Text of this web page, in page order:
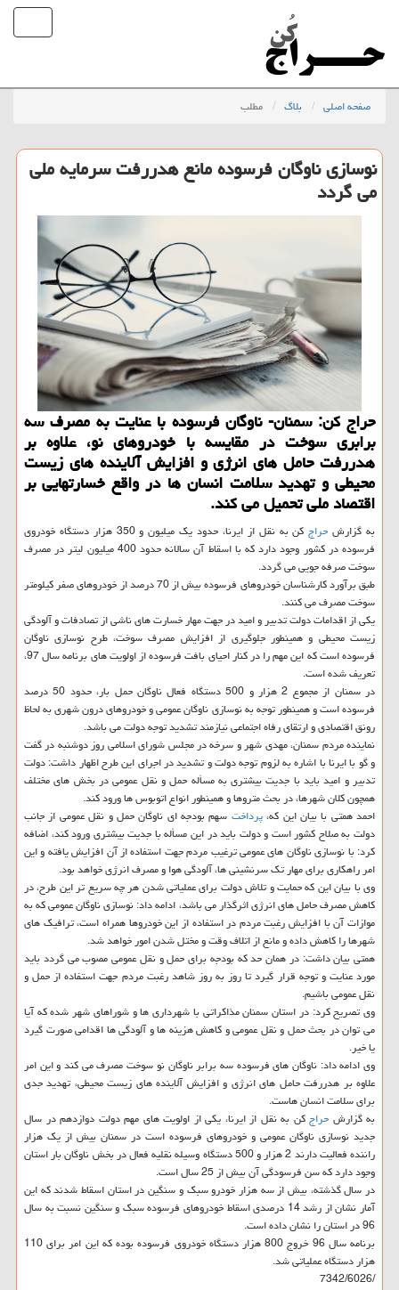
صفحه اصلی بلاگ مطلب
نوسازی ناوگان فرسوده مانع هدررفت سرمایه ملی
می گردد
حراج كن: سمنان- ناوگان فرسوده با عنایت به مصرف سه
برابری سوخت در مقایسه با خودروهای نو، علاوه بر
هدررفت حامل های انرژی و افزایش آلاینده های زیست
محیطی و تهدید سلامت انسان ها در واقع خسارتهایی بر
اقتصاد ملی تحمیل می كند.
به گزارش حراج
كن به نقل از ایرنا، حدود یك میلیون و 350 هزار دستگاه خودروی
فرسوده در كشور وجود دارد كه با اسقاط آن سالانه حدود 400 میلیون لیتر در مصرف
سوخت صرفه جویی می گردد.
طبق برآورد كارشناسان خودروهای فرسوده بیش از 70 درصد از خودروهای صفر كیلومتر
سوخت مصرف می كنند.
یكی از اقدامات دولت تدبیر و امید در جهت مهار خسارت های ناشی از تصادفات و آلودگی
زیست محیطی و همینطور جلوگیری از افزایش مصرف سوخت، طرح نوسازی ناوگان
فرسوده است كه این مهم را در كنار احیای بافت فرسوده از اولویت های برنامه سال 97،
تعریف شده است.
در سمنان از مجموع 2 هزار و 500 دستگاه فعال ناوگان حمل بار، حدود 50 درصد
فرسوده است و همینطور توجه به نوسازی ناوگان عمومی و خودروهای درون شهری به لحاظ
رونق اقتصادی و ارتقای رفاه اجتماعی نیازمند تشدید توجه دولت می باشد.
نماینده مردم سمنان، مهدی شهر و سرخه در مجلس شورای اسلامی روز دوشنبه در گفت
و گو با ایرنا با اشاره به لزوم توجه دولت و تشدید در اجرای این طرح اظهار داشت: دولت
تدبیر و امید باید با جدیت بیشتری به مسأله حمل و نقل عمومی در بخش های مختلف
همچون كلان شهرها، در بحث متروها و همینطور انواع اتوبوس ها ورود كند.
احمد همتی با بیان این كه،پرداخت سهم بودجه ای ناوگان حمل و نقل عمومی از جانب
دولت به صلاح كشور است و دولت باید در این مسأله با جدیت بیشتری ورود كند، اضافه
كرد: با نوسازی ناوگان های عمومی ترغیب مردم جهت استفاده از آن افزایش یافته و این
امر راهكاری برای مهار تك سرنشینی ها، آلودگی هوا و مصرف انرژی خواهد بود.
وی با بیان این كه حمایت و تلاش دولت برای عملیاتی شدن هر چه سریع تر این طرح، در
كاهش مصرف حامل های انرژی اثرگذار می باشد، ادامه داد: نوسازی ناوگان عمومی كه به
موازات آن با افزایش رغبت مردم در استفاده از این خودروها همراه است، ترافیك های
شهرها را كاهش داده و مانع از اتلاف وقت و مختل شدن امور خواهد شد.
همتی بیان داشت: در همان حد كه بودجه برای حمل و نقل عمومی مصوب می گردد باید
مورد عنایت و توجه قرار گیرد تا روز به روز شاهد رغبت مردم جهت استفاده از حمل و
نقل عمومی باشیم.
وی تصریح كرد: در استان سمنان مذاكراتی با شهرداری ها و شوراهای شهر شده كه آیا
می توان در بحث حمل و نقل عمومی و كاهش هزینه ها و آلودگی ها اقدامی صورت گیرد
یا خیر.
وی ادامه داد: ناوگان های فرسوده سه برابر ناوگان نو سوخت مصرف می كند و این امر
علاوه بر هدررفت حامل های انرژی و افزایش آلاینده های زیست محیطی، تهدید جدی
برای سلامت انسان هاست.
به گزارش حراجكن به نقل از ایرنا، یكی از اولویت های مهم دولت دوازدهم در سال
جدید نوسازی ناوگان عمومی و خودروهای فرسوده است در سمنان بیش از یك هزار
راننده فعالیت دارند 2 هزار و 500 دستگاه وسیله نقلیه فعال در بخش ناوگان بار استان
وجود دارد كه سن فرسودگی آن بیش از 25 سال است.
در سال گذشته، بیش از سه هزار خودرو سبك و سنگین در استان اسقاط شدند كه این
آمار نشان از رشد 14 درصدی اسقاط خودروهای فرسوده سبك و سنگین نسبت به سال
96 در استان را نشان داده است.
برنامه سال 96 خروج 800 هزار دستگاه خودروی فرسوده بوده كه این امر برای 110
هزار دستگاه عملیاتی شد.
/7342/6026